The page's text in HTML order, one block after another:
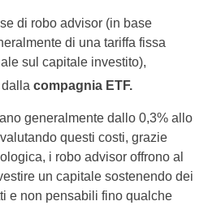
di robo advisor (in base
di una tariffa fissa
sul capitale investito),
compagnia ETF.
generalmente dallo 0,3% allo
questi costi, grazie
i robo advisor offrono al
un capitale sostenendo dei
e non pensabili fino qualche